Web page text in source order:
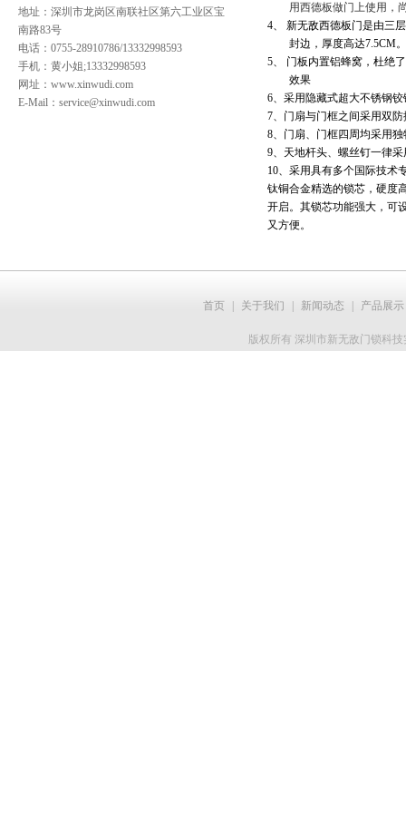
地址：深圳市龙岗区南联社区第六工业区宝
南路83号
电话：0755-28910786/13332998593
手机：黄小姐;13332998593
网址： www.xinwudi.com
E-Mail：service@xinwudi.com
用西德板做门上使用，
4、新无敌西德板门是由三
封边，厚度高达7.5CM
5、 门板内置铝蜂窝，杜绝
效果
6、采用隐藏式超大不锈钢
7、门扇与门框之间采用双
8、门扇、门框四周均采用
9、天地杆头、螺丝钉一律
10、采用具有多个国际技术
钛铜合金精选的锁芯，硬度
开启。其锁芯功能强大，可
又方便。
首页 关于我们 新闻动态 产品展示
版权所有 深圳市新无敌门锁科